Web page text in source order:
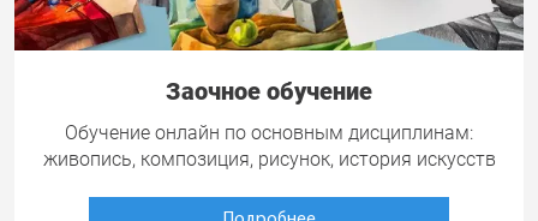
Заочное обучение
Обучение онлайн по основным дисциплинам:
живопись, композиция, рисунок, история искусств